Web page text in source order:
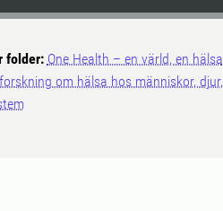
folder: One Health – en värld, en hälsa
om hälsa hos människor, djur,